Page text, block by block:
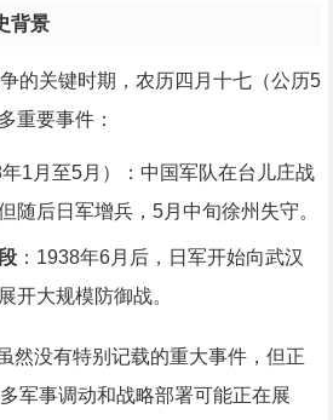
背景
的关键时期，农历四月十七（公历5
重要事件：
1月至5月）：中国军队在台儿庄战
随后日军增兵，5月中旬徐州失守。
：1938年6月后，日军开始向武汉
开大规模防御战。
然没有特别记载的重大事件，但正
军事调动和战略部署可能正在展